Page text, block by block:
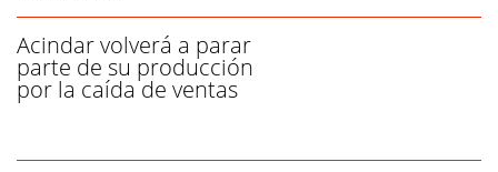
Acindar volverá a parar
parte de su producción
por la caída de ventas